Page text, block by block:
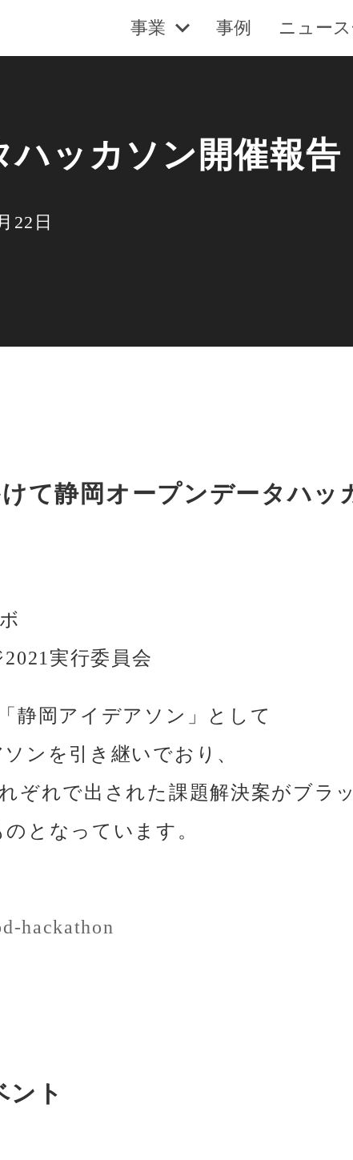
事業 事例 ニュー
ハッカソン開催報告
22日
て静岡オープンデータハ
実行委員会
静岡アイデアソン」として
ンを引き継いでおり、
ぞれで出された課題解決案がブラ
となっています。
hackathon
ト